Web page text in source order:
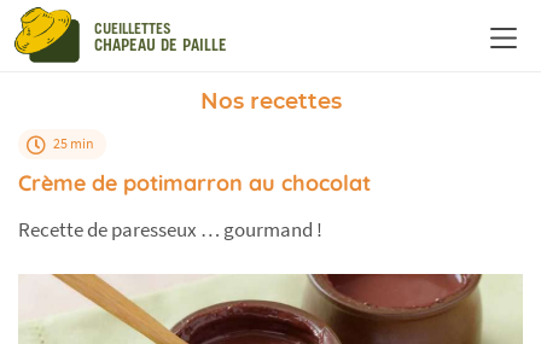
CUEILLETTES
CHAPEAU DE PAILLE
Nos recettes
25 min
Crème de potimarron au chocolat
Recette de paresseux … gourmand !
Panneau de gestion des cookies